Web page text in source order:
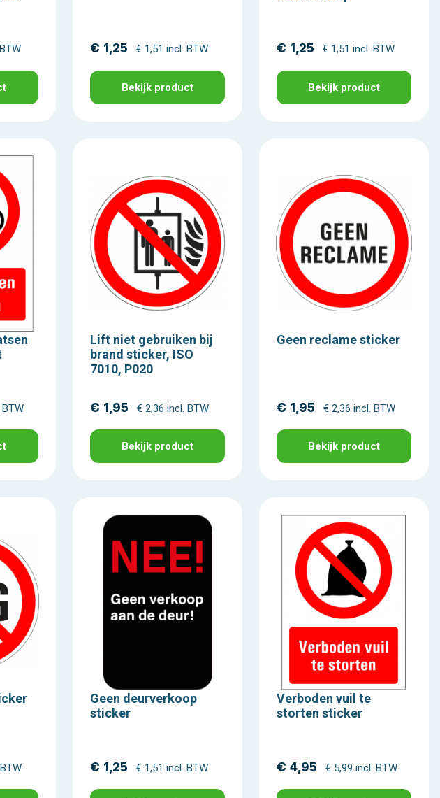
€ 1,25 € 1,51 incl. BTW
Bekijk product
€ 1,25 € 1,51 incl. BTW
Bekijk product
Lift niet gebruiken bij
brand sticker, ISO
7010, P020
€ 1,95 € 2,36 incl. BTW
Bekijk product
Geen reclame sticker
€ 1,95 € 2,36 incl. BTW
Bekijk product
Geen deurverkoop
sticker
€ 1,25 € 1,51 incl. BTW
Verboden vuil te
storten sticker
€ 4,95 € 5,99 incl. BTW